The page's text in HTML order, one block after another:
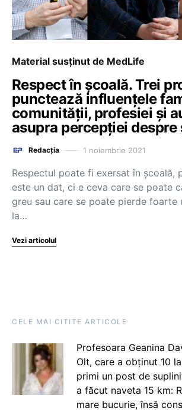
Material susținut de MedLife
Respect în școală. Trei
punctează influențele
comunității, profesiei și
asupra percepției despre
Redacția 1 noiembrie 2021
Respectul poate fi exersat în școală,
este un dat, ci e ceva care se poate
greu sau care se poate pierde foarte
la…
Vezi articolul
CELE MAI CITITE ARTICOLE
Profesoara Geanina
Olt, care a obținut 10
primi un post de
a făcut naveta 15 km:
mare bucurie, însă